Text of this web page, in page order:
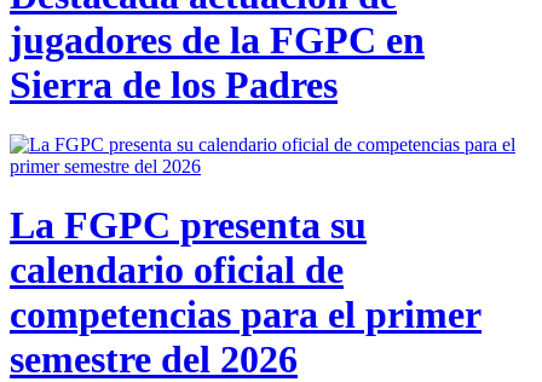
jugadores de la FGPC en
Sierra de los Padres
La FGPC presenta su
calendario oficial de
competencias para el primer
semestre del 2026